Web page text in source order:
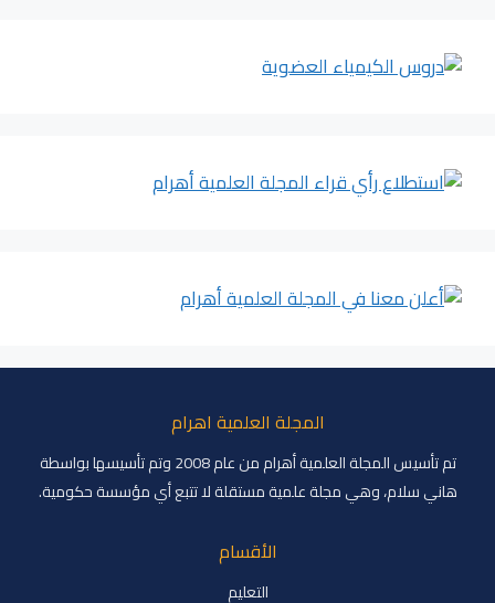
المجلة العلمية اهرام
تم تأسيس المجلة العلمية أهرام من عام 2008 وتم تأسيسها بواسطة
هاني سلام، وهي مجلة علمية مستقلة لا تتبع أي مؤسسة حكومية.
الأقسام
التعليم